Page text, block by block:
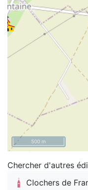
500 m
Chercher d'autres
Clochers de